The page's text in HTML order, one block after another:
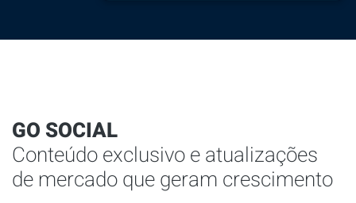
GO SOCIAL
Conteúdo exclusivo e atualizações
de mercado que geram crescimento